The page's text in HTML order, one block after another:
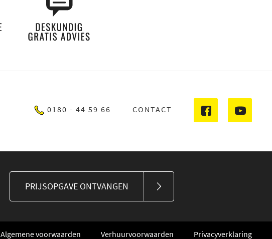
0180 - 44 59 66 CONTACT
PRIJSOPGAVE ONTVANGEN
Privacyverklaring
Verhuurvoorwaarden
Algemene voorwaarden